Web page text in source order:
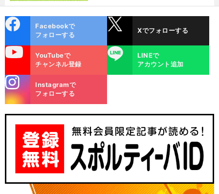
ok
Facebookで
フォローする
Xでフォローする
YouTubeで
チャンネル登録
LINE
LINEで
アカウント追加
m
Instagramで
フォローする